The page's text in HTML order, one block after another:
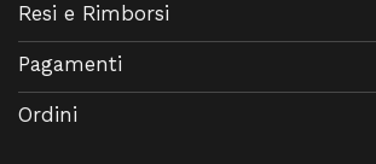
Resi e Rimborsi
Pagamenti
Ordini